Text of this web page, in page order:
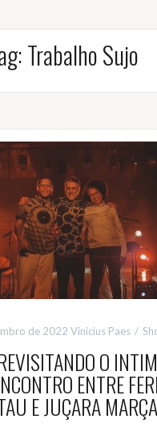
Trabalho Sujo
de 2022 Vinicius Paes
O
ENTRE
E JUÇARA